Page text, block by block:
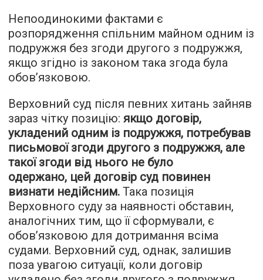
Непоодинокими фактами є
розпорядження спільним майном одним із
подружжя без згоди другого з подружжя,
якщо згідно із законом така згода була
обов’язковою.
Верховний суд після певних хитань зайняв
зараз чітку позицію: якщо договір,
укладений одним із подружжя, потребував
письмової згоди другого з подружжя, але
такої згоди від нього не було
одержано, цей договір суд повинен
визнати недійсним. Така позиція
Верховного суду за наявності обставин,
аналогічних тим, що її сформували, є
обов’язковою для дотримання всіма
судами. Верховний суд, однак, залишив
поза увагою ситуації, коли договір